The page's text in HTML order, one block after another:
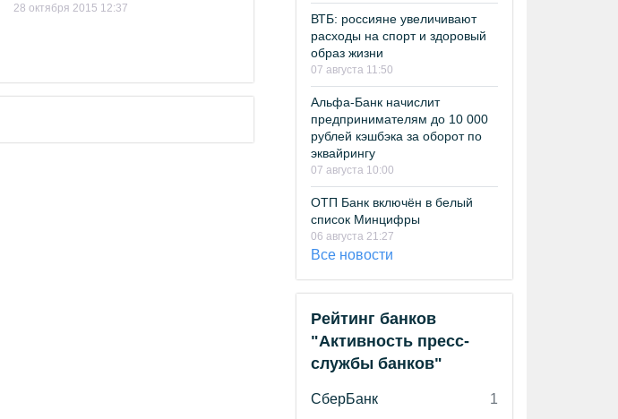
28 октября 2015 12:37
ВТБ: россияне увеличивают
расходы на спорт и здоровый
образ жизни
07 августа 11:50
Альфа-Банк начислит
предпринимателям до 10 000
рублей кэшбэка за оборот по
эквайрингу
07 августа 10:00
ОТП Банк включён в белый
список Минцифры
06 августа 21:27
Все новости
Рейтинг банков
"Активность пресс-
службы банков"
СберБанк
1